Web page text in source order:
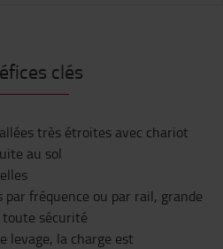
clés
très étroites avec chariot
au sol
par fréquence ou par rail, grande
sécurité
levage, la charge est